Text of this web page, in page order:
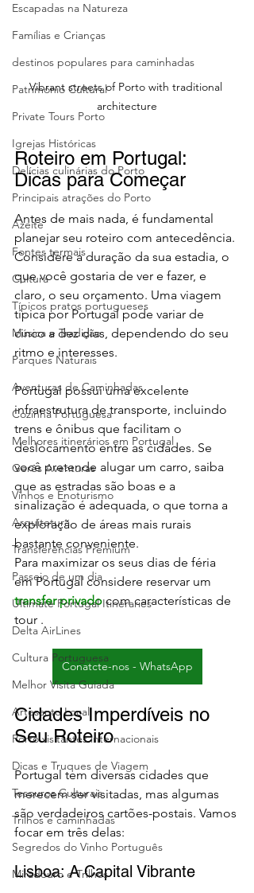
Escapadas na Natureza
Famílias e Crianças
destinos populares para caminhadas
Património Cultural
Private Tours Porto
Igrejas Históricas
Delícias culinárias do Porto
Principais atrações do Porto
Azeite
Fontes termais
Cultura
Típicos pratos portugueses
Música e Tradição
Parques Naturais
Aventuras de Caminhadas
Cozinha Portuguesa
Melhores itinerários em Portugal
Gerês Aventuras
Vinhos e Enoturismo
Arquitetura
Transferências Premium
Passeio de um dia
Ultimate Portugal Itineraries
Delta AirLines
Cultura Portuguesa
Melhor Visita Guiada
Artesanto Local
Porto visitantes internacionais
Dicas e Truques de Viagem
Tesouros Culturais
Trilhos e caminhadas
Segredos do Vinho Português
Miradouro e Trilhos
Vibrant streets of Porto with traditional
architecture
Roteiro em Portugal:
Dicas para Começar
Antes de mais nada, é fundamental
planejar seu roteiro com antecedência.
Considere a duração da sua estadia, o
que você gostaria de ver e fazer, e
claro, o seu orçamento. Uma viagem
típica por Portugal pode variar de
cinco a dez dias, dependendo do seu
ritmo e interesses.
Portugal possui uma excelente
infraestrutura de transporte, incluindo
trens e ônibus que facilitam o
deslocamento entre as cidades. Se
você pretende alugar um carro, saiba
que as estradas são boas e a
sinalização é adequada, o que torna a
exploração de áreas mais rurais
bastante conveniente.
Para maximizar os seus dias de féria
em Portugal considere reservar um
transfer privado com características de
tour .
Conatcte-nos - WhatsApp
Cidades Imperdíveis no
Seu Roteiro
Portugal tem diversas cidades que
merecem ser visitadas, mas algumas
são verdadeiros cartões-postais. Vamos
focar em três delas:
Lisboa: A Capital Vibrante